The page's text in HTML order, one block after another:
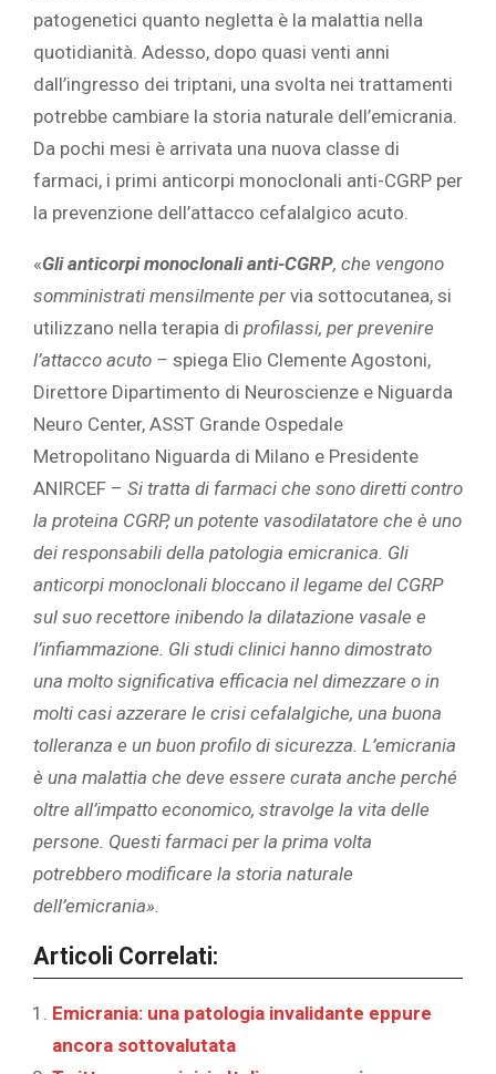
patogenetici quanto negletta è la malattia nella
quotidianità. Adesso, dopo quasi venti anni
dall’ingresso dei triptani, una svolta nei trattamenti
potrebbe cambiare la storia naturale dell’emicrania.
Da pochi mesi è arrivata una nuova classe di
farmaci, i primi anticorpi monoclonali anti-CGRP per
la prevenzione dell’attacco cefalalgico acuto.
«Gli anticorpi monoclonali anti-CGRP, che vengono
somministrati mensilmente per via sottocutanea, si
utilizzano nella terapia di profilassi, per prevenire
l’attacco acuto – spiega Elio Clemente Agostoni,
Direttore Dipartimento di Neuroscienze e Niguarda
Neuro Center, ASST Grande Ospedale
Metropolitano Niguarda di Milano e Presidente
ANIRCEF – Si tratta di farmaci che sono diretti contro
la proteina CGRP, un potente vasodilatatore che è uno
dei responsabili della patologia emicranica. Gli
anticorpi monoclonali bloccano il legame del CGRP
sul suo recettore inibendo la dilatazione vasale e
l’infiammazione. Gli studi clinici hanno dimostrato
una molto significativa efficacia nel dimezzare o in
molti casi azzerare le crisi cefalalgiche, una buona
tolleranza e un buon profilo di sicurezza. L’emicrania
è una malattia che deve essere curata anche perché
oltre all’impatto economico, stravolge la vita delle
persone. Questi farmaci per la prima volta
potrebbero modificare la storia naturale
dell’emicrania».
Articoli Correlati:
Emicrania: una patologia invalidante eppure
ancora sottovalutata